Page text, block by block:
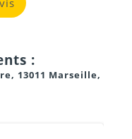
régulièrement
et utiliser le
:
13011 Marseille,